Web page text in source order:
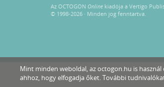
Az OCTOGON Online kiadója a Vertigo
© 1998-2026 · Minden jog fenntartva.
Mint minden weboldal, az octogon.hu is
ahhoz, hogy elfogadja őket. További